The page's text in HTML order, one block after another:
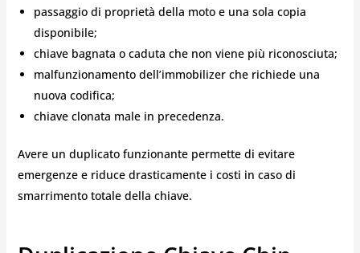
passaggio di proprietà della moto e una sola copia
disponibile;
chiave bagnata o caduta che non viene più riconosciuta;
malfunzionamento dell’immobilizer che richiede una
nuova codifica;
chiave clonata male in precedenza.
Avere un duplicato funzionante permette di evitare
emergenze e riduce drasticamente i costi in caso di
smarrimento totale della chiave.